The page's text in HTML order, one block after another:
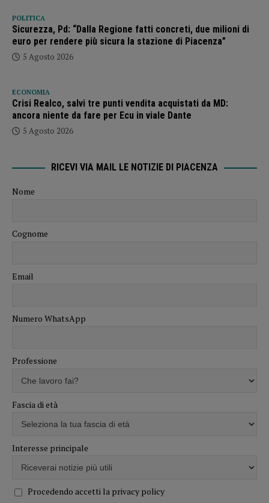
POLITICA
Sicurezza, Pd: “Dalla Regione fatti concreti, due milioni di
euro per rendere più sicura la stazione di Piacenza”
5 Agosto 2026
ECONOMIA
Crisi Realco, salvi tre punti vendita acquistati da MD:
ancora niente da fare per Ecu in viale Dante
5 Agosto 2026
RICEVI VIA MAIL LE NOTIZIE DI PIACENZA
Nome
Cognome
Email
Numero WhatsApp
Professione
Fascia di età
Interesse principale
Procedendo accetti la privacy policy